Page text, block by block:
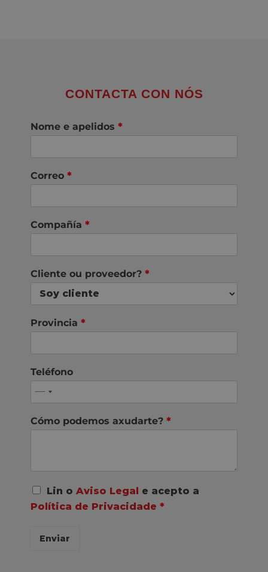
CONTACTA CON NÓS
Nome e apelidos *
Correo *
Compañía *
Cliente ou proveedor? *
Provincia *
Teléfono
Cómo podemos axudarte? *
A
o
Lin o Aviso Legal e acepto a
Política de Privacidade *
Enviar